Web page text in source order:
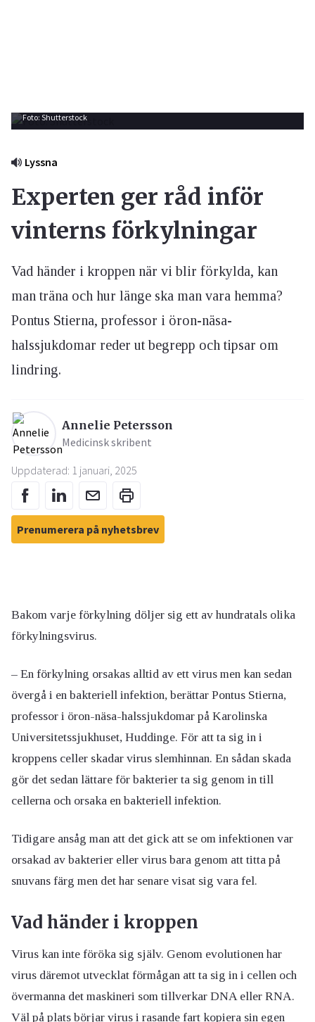
Foto: Shutterstock
Lyssna
Experten ger råd inför
vinterns förkylningar
Vad händer i kroppen när vi blir förkylda, kan
man träna och hur länge ska man vara hemma?
Pontus Stierna, professor i öron-näsa-
halssjukdomar reder ut begrepp och tipsar om
lindring.
Annelie Petersson
Medicinsk skribent
Uppdaterad: 1 januari, 2025
Prenumerera på nyhetsbrev
Bakom varje förkylning döljer sig ett av hundratals olika
förkylningsvirus.
– En förkylning orsakas alltid av ett virus men kan sedan
övergå i en bakteriell infektion, berättar Pontus Stierna,
professor i öron-näsa-halssjukdomar på Karolinska
Universitetssjukhuset, Huddinge. För att ta sig in i
kroppens celler skadar virus slemhinnan. En sådan skada
gör det sedan lättare för bakterier ta sig genom in till
cellerna och orsaka en bakteriell infektion.
Tidigare ansåg man att det gick att se om infektionen var
orsakad av bakterier eller virus bara genom att titta på
snuvans färg men det har senare visat sig vara fel.
Vad händer i kroppen
Virus kan inte föröka sig själv. Genom evolutionen har
virus däremot utvecklat förmågan att ta sig in i cellen och
övermanna det maskineri som tillverkar DNA eller RNA.
Väl på plats börjar virus i rasande fart kopiera sin egen